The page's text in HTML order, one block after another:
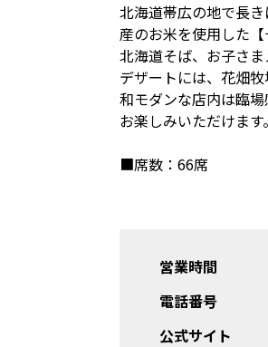
北海道帯広の地で長
産のお米を使用した
北海道そば、お子さ
デザートには、花畑牧
和モダンな店内は臨
お楽しみいただけます。
■席数：66席
営業時間
電話番号
公式サイト